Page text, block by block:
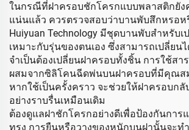
ในกรณีที่ฝาครอบชักโครกแบบพลาสติกยั
แน่นแล้ว ควรตรวจสอบว่าบานพับสึกหรอห
Huiyuan Technology มีชุดบานพับสำหรับ
เหมาะกับรุ่นของตนเอง ซึ่งสามารถเปลี่ยน
จำเป็นต้องเปลี่ยนฝาครอบทั้งชิ้น การใช้ส
ผสมจากซิลิโคนฉีดพ่นบนฝาครอบที่มีคุณส
หากใช้เป็นครั้งคราว จะช่วยให้ฝาครอบก
อย่างราบรื่นเหมือนเดิม
ต้องดูแลฝาชักโครกอย่างดีเพื่อป้องกันการ
ทรง การยืนหรือวางของหนักบนฝานั้นจะท